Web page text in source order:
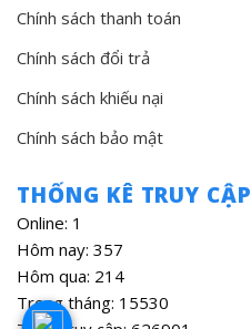
Chính sách thanh toán
Chính sách đổi trả
Chính sách khiếu nại
Chính sách bảo mật
THỐNG KÊ TRUY CẬP
Online: 1
Hôm nay: 357
Hôm qua: 214
Trong tháng: 15530